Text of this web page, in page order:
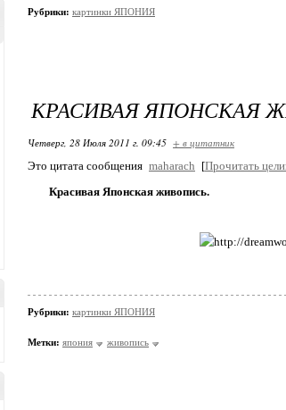
Рубрики: картинки ЯПОНИЯ
КРАСИВАЯ ЯПОНСКАЯ
Четверг, 28 Июля 2011 г. 09:45 + в цитатник
Это цитата сообщения maharach [Прочитать
Красивая Японская живопись.
Рубрики: картинки ЯПОНИЯ
Метки: япония живопись